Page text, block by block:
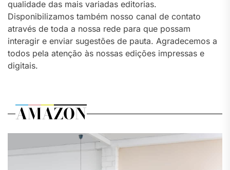
qualidade das mais variadas editorias.
Disponibilizamos também nosso canal de contato
através de toda a nossa rede para que possam
interagir e enviar sugestões de pauta. Agradecemos a
todos pela atenção às nossas edições impressas e
digitais.
AMAZON